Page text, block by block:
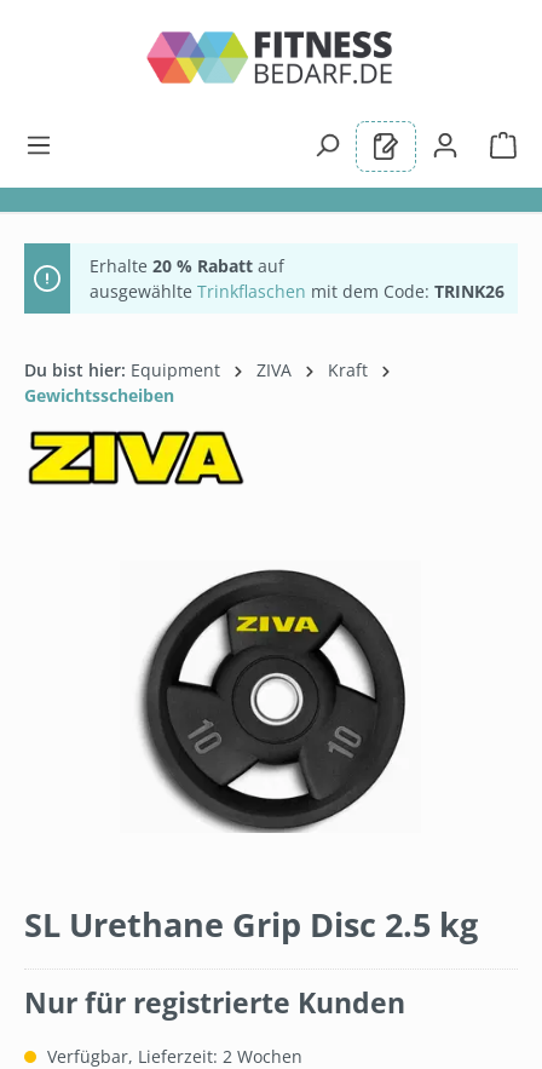
Erhalte 20 % Rabatt auf
ausgewählte Trinkflaschen mit dem Code: TRINK26
Du bist hier: Equipment ZIVA
Kraft
Gewichtsscheiben
SL Urethane Grip Disc 2.5 kg
Nur für registrierte Kunden
Verfügbar, Lieferzeit: 2 Wochen